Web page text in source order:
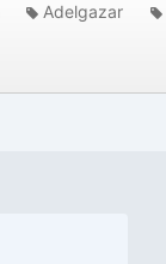
Adelgazar